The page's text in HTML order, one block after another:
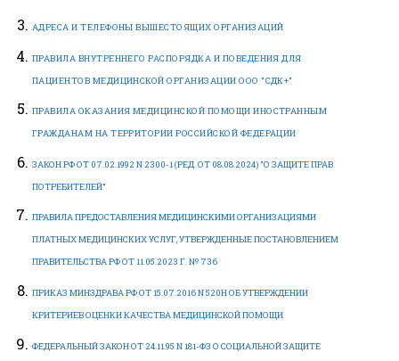
АДРЕСА И ТЕЛЕФОНЫ ВЫШЕСТОЯЩИХ ОРГАНИЗАЦИЙ
ПРАВИЛА ВНУТРЕННЕГО РАСПОРЯДКА И ПОВЕДЕНИЯ ДЛЯ
ПАЦИЕНТОВ МЕДИЦИНСКОЙ ОРГАНИЗАЦИИ ООО "СДК+"
ПРАВИЛА ОКАЗАНИЯ МЕДИЦИНСКОЙ ПОМОЩИ ИНОСТРАННЫМ
ГРАЖДАНАМ НА ТЕРРИТОРИИ РОССИЙСКОЙ ФЕДЕРАЦИИ
ЗАКОН РФ ОТ 07.02.1992 N 2300-1 (РЕД. ОТ 08.08.2024) "О ЗАЩИТЕ ПРАВ
ПОТРЕБИТЕЛЕЙ"
ПРАВИЛА ПРЕДОСТАВЛЕНИЯ МЕДИЦИНСКИМИ ОРГАНИЗАЦИЯМИ
ПЛАТНЫХ МЕДИЦИНСКИХ УСЛУГ, УТВЕРЖДЕННЫЕ ПОСТАНОВЛЕНИЕМ
ПРАВИТЕЛЬСТВА РФ ОТ 11.05.2023 Г. № 736
ПРИКАЗ МИНЗДРАВА РФ ОТ 15.07.2016 N 520Н ОБ УТВЕРЖДЕНИИ
КРИТЕРИЕВ ОЦЕНКИ КАЧЕСТВА МЕДИЦИНСКОЙ ПОМОЩИ
ФЕДЕРАЛЬНЫЙ ЗАКОН ОТ 24.11.95 N 181-ФЗ О СОЦИАЛЬНОЙ ЗАЩИТЕ